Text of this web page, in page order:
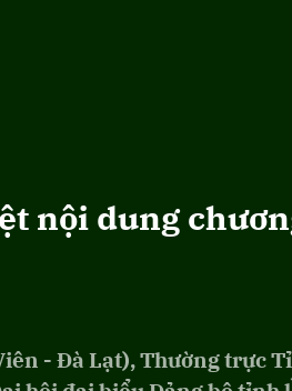
nội dung
- Đà Lạt), Thường trực